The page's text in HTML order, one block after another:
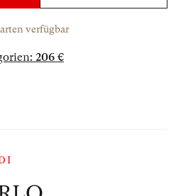
verfügbar
206 €